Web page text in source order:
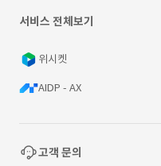
서비스 전체보기
위시켓
AIDP - AX
고객 문의